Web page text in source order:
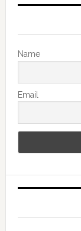
Name
Email